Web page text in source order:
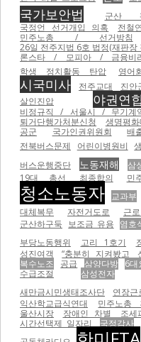
국가보안법 군산
국정언 선거개입 의혹 전철연
민주노총 / 선거방침
26일 전주지법 6호 법정(재판장
론스타 / 모피아 / 금융비
학생 정치활동 탄압
영어
시국미사
전주교대 진안
살인진압
야권연
비정규직 / 서울시 / 무기
퇴거단행가처분신청
생명평
공군
국가인권위원회 배
전북버스문제
어린이병원비
버스운행중단
노동재해 삼
19대 총선
최종합의 민
청소노동자 교과부
대체복무
자전거도로 근
군산하구둑 보조금 유용 염호
부당노동행위
고리 1호기
성진여객
“충분히 지켜봤고
복수노조
공급 삼양다방 6대
수급조절
삼성전자
새만금시민생태조사단
연장근
익산학교급식연대
민주노총
울산시장
장애인 차별 조세
시간선택제 일자리
국정감사